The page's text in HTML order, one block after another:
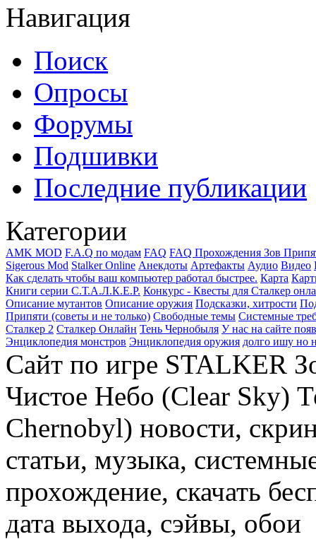
Навигация
Поиск
Опросы
Форумы
Подшивки
Последние публикации
Категории
AMK MOD F.A.Q по модам FAQ FAQ Прохождения Зов
Sigerous Mod Stalker Online Анекдоты Артефакты Аудио Видео
Как сделать чтобы ваш компьютер работал быстрее. Карта
Книги серии С.Т.А.Л.К.Е.Р. Конкурс - Квесты для Сталкер
Описание мутантов Описание оружия Подсказки, хитрости
Припяти (советы и не только) Свободные темы Системные
Сталкер 2 Сталкер Онлайн Тень Чернобыля У нас на сайте
Энциклопедия монстров Энциклопедия оружия долго ишу но
Сайт по игре STALKER
Чистое Небо (Clear Sky)
Chernobyl) новости,
статьи, музыка,
прохождение, скачать
дата выхода, сэйвы, обои